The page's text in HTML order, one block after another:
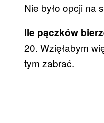
Nie było opcji na
Ile pączków
20. Wzięłabym
tym zabrać.